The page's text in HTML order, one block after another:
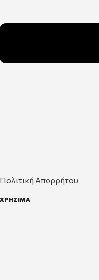
Πολιτική Απορρήτου
ΧΡΗΣΙΜΑ